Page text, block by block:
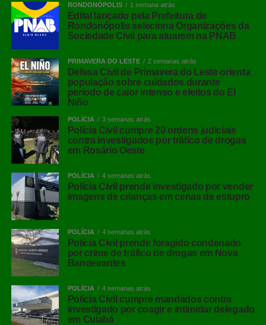
RONDONÓPOLIS 1 semana atrás
Edital lançado pela Prefeitura de
Rondonópolis seleciona Organizações da
Sociedade Civil para atuarem na PNAB
PRIMAVERA DO LESTE 2 semanas atrás
Defesa Civil de Primavera do Leste orienta
população sobre cuidados durante
período de calor intenso e efeitos do El
Niño
POLÍCIA 3 semanas atrás
Polícia Civil cumpre 20 ordens judiciais
contra investigados por tráfico de drogas
em Rosário Oeste
POLÍCIA 4 semanas atrás
Polícia Civil prende investigado por vender
imagens de crianças em cenas de estupro
POLÍCIA 4 semanas atrás
Polícia Civil prende foragido condenado
por crime de tráfico de drogas em Nova
Bandeirantes
POLÍCIA 4 semanas atrás
Polícia Civil cumpre mandados contra
investigado por coagir e intimidar delegado
em Cuiabá